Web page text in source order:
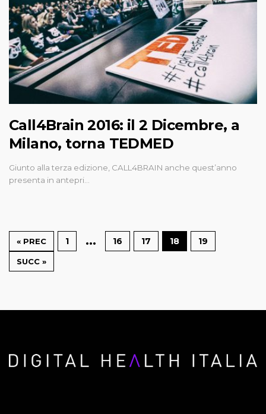
Call4Brain 2016: il 2 Dicembre, a
Milano, torna TEDMED
Giunto alla terza edizione, CALL4BRAIN anche quest’anno
presenta in antepri…
« PREC 1 … 16 17 18 19
SUCC »